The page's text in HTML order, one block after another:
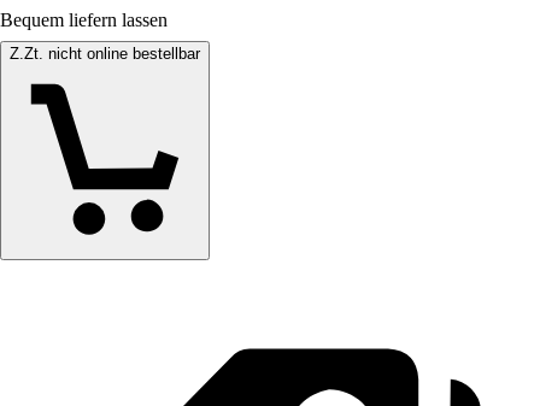
Bequem liefern lassen
Z.Zt. nicht online bestellbar